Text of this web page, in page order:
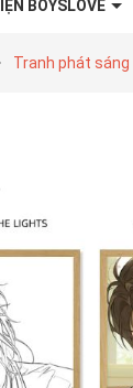
BOYSLOVE
Tranh phát sáng